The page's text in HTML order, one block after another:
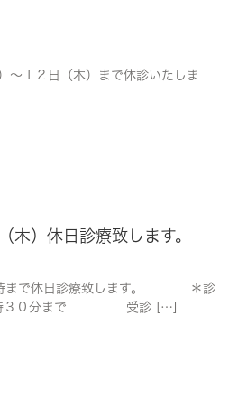
〜１２日（木）まで休診いたしま
木）休日診療致します。
時まで休日診療致します。 ＊診
７時３０分まで 受診 […]